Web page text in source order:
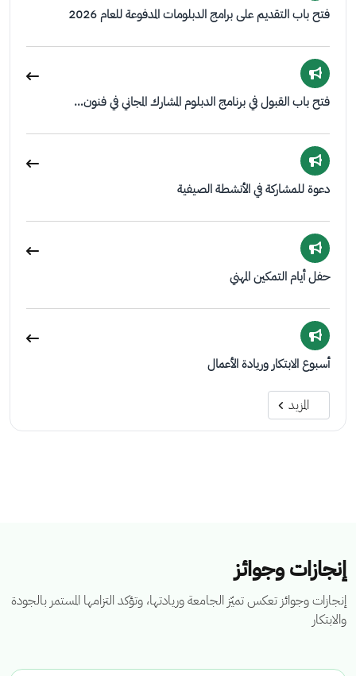
فتح باب التقديم على برامج الدبلومات المدفوعة للعام 2026
فتح باب القبول في برنامج الدبلوم المشارك المجاني في فنون…
دعوة للمشاركة في الأنشطة الصيفية
حفل أيام التمكين المهني
أسبوع الابتكار وريادة الأعمال
المزيد
إنجازات وجوائز
إنجازات وجوائز تعكس تميّز الجامعة وريادتها، وتؤكد التزامها المستمر بالجودة
والابتكار